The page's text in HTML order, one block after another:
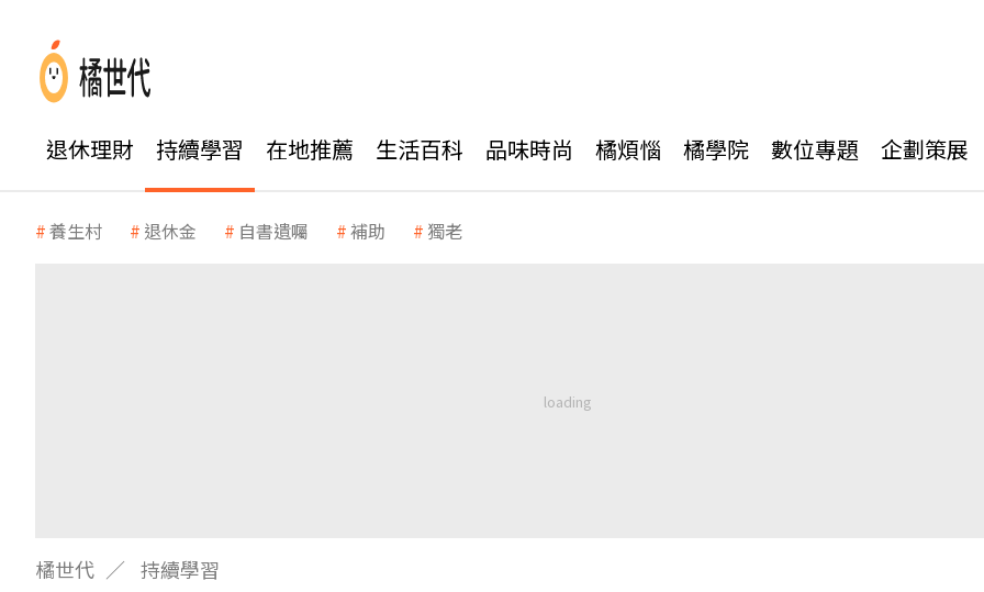
退休理財 持續學習 在地推薦 生活百科 品味時尚 橘煩惱 橘學院 數位專題 企劃策展
養生村 退休金 自書遺囑 補助 獨老
橘世代 持續學習